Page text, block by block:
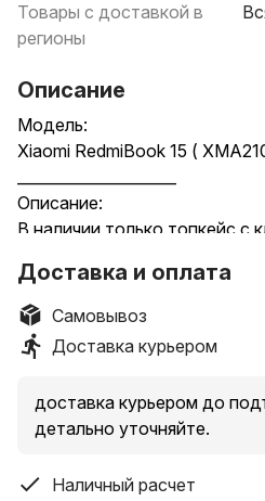
Товары с доставкой в
регионы
Описание
Модель:
Xiaomi RedmiBook 15 (
Описание:
В наличии только топкейс с
Цену и наличие уточняйте.
_____________________
Гарантия:
• На мобильные телефоны до
_____________________
Возможна покупка в
• Карта покупок на 4 месяцев.
Доставка и оплата
Самовывоз
Доставка курьером
доставка курьером до
детально уточняйте.
Наличный расчет